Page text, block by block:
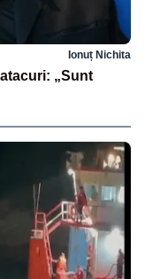
Ionuț Nichita
„Sunt